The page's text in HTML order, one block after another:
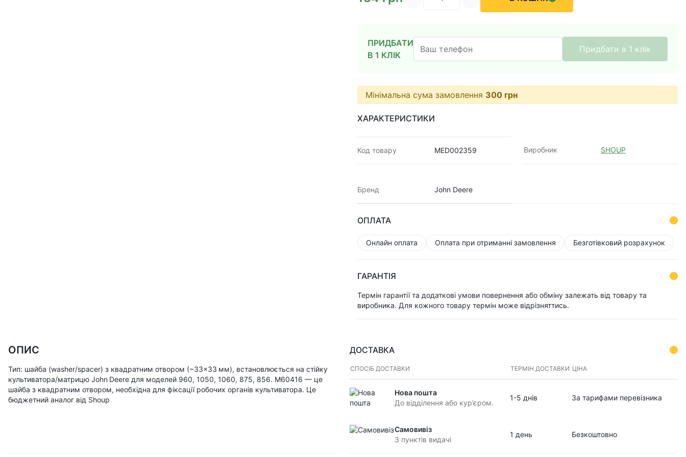
ПРИДБАТИ
В 1 КЛІК
Придбати в 1 клік
Мінімальна сума замовлення 300 грн
ХАРАКТЕРИСТИКИ
Код товару MED002359 Виробник SHOUP
Бренд John Deere
ОПЛАТА
Онлайн оплата Оплата при отриманні замовлення Безготівковий розрахунок
ГАРАНТІЯ
Термін гарантії та додаткові умови повернення або обміну залежать від товару та
виробника. Для кожного товару термін може відрізняттись.
ОПИС
Тип: шайба (washer/spacer) з квадратним отвором (~33×33 мм), встановлюється на стійку
культиватора/матрицю John Deere для моделей 960, 1050, 1060, 875, 856. M60416 — це
шайба з квадратним отвором, необхідна для фіксації робочих органів культиватора. Це
бюджетний аналог від Shoup
ДОСТАВКА
СПОСІБ ДОСТАВКИ ТЕРМІН ДОСТАВКИ ЦІНА
Нова пошта
До відділення або кур’єром.
1-5 днів За тарифами перевізника
Самовивіз
З пунктів видачі
1 день Безкоштовно